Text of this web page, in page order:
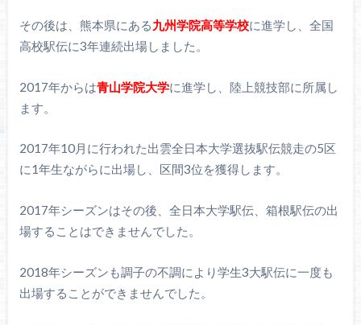
その後は、熊本県にある九州学院高等学校に進学し、全国
高校駅伝に3年連続出場しました。
2017年からは青山学院大学に進学し、陸上競技部に所属し
ます。
2017年10月に行われた出雲全日本大学選抜駅伝競走の5区
に1年生ながらに出場し、区間3位を獲得します。
2017年シーズンはその後、全日本大学駅伝、箱根駅伝の出
場することはできませんでした。
2018年シーズンも調子の不調により学生3大駅伝に一度も
出場することができませんでした。